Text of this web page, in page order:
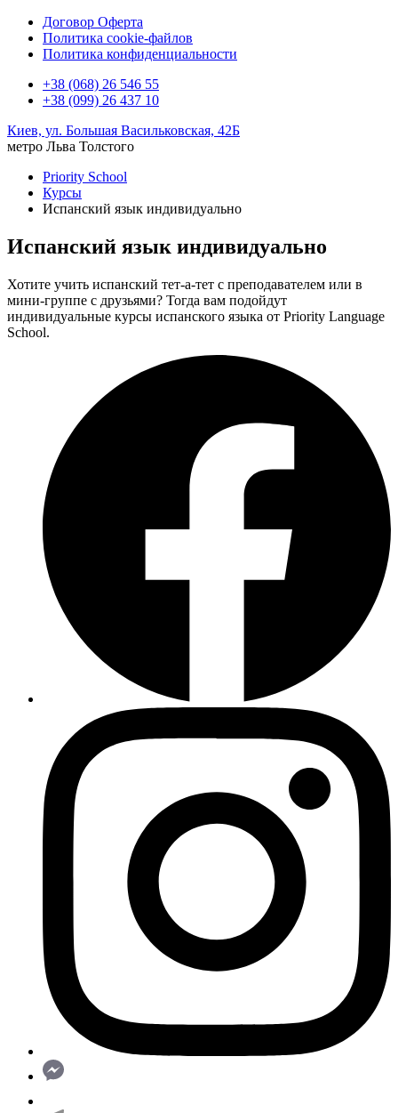
Договор Оферта
Политика cookie-файлов
Политика конфиденциальности
+38 (068) 26 546 55
+38 (099) 26 437 10
Киев, ул. Большая Васильковская, 42Б
метро Льва Толстого
Priority School
Курсы
Испанский язык индивидуально
Испанский язык индивидуально
Хотите учить испанский тет-а-тет с преподавателем или в
мини-группе с друзьями? Тогда вам подойдут
индивидуальные курсы испанского языка от Priority Language
School.